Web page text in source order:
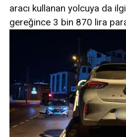
aracı kullanan yolcuya da
gereğince 3 bin 870 lira